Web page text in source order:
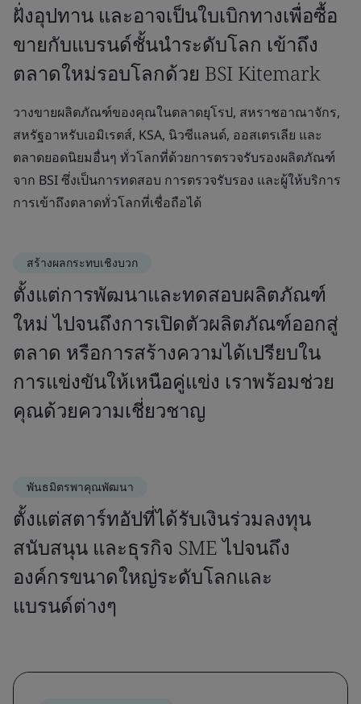
ฝั่งอุปทาน และอาจเป็นใบเบิกทางเพื่อซื้อ
ขายกับแบรนด์ชั้นนำระดับโลก เข้าถึง
ตลาดใหม่รอบโลกด้วย BSI Kitemark
วางขายผลิตภัณฑ์ของคุณในตลาดยุโรป, สหราชอาณาจักร,
สหรัฐอาหรับเอมิเรตส์, KSA, นิวซีแลนด์, ออสเตรเลีย และ
ตลาดยอดนิยมอื่นๆ ทั่วโลกที่ด้วยการตรวจรับรองผลิตภัณฑ์
จาก BSI ซึ่งเป็นการทดสอบ การตรวจรับรอง และผู้ให้บริการ
การเข้าถึงตลาดทั่วโลกที่เชื่อถือได้
สร้างผลกระทบเชิงบวก
ตั้งแต่การพัฒนาและทดสอบผลิตภัณฑ์
ใหม่ ไปจนถึงการเปิดตัวผลิตภัณฑ์ออกสู่
ตลาด หรือการสร้างความได้เปรียบใน
การแข่งขันให้เหนือคู่แข่ง เราพร้อมช่วย
คุณด้วยความเชี่ยวชาญ
พันธมิตรพาคุณพัฒนา
ตั้งแต่สตาร์ทอัปที่ได้รับเงินร่วมลงทุน
สนับสนุน และธุรกิจ SME ไปจนถึง
องค์กรขนาดใหญ่ระดับโลกและ
แบรนด์ต่างๆ